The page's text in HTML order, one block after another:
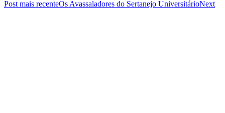
Post mais recenteOs Avassaladores do Sertanejo UniversitárioNext